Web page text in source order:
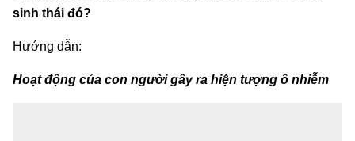
sinh thái đó?
Hướng dẫn:
Hoạt động của con người gây ra hiện tượng ô nhiễm